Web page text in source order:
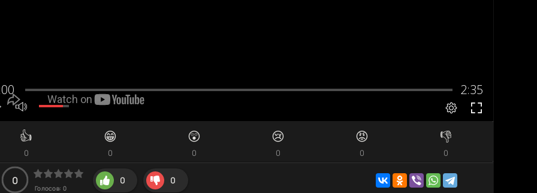
👍
0
😁
0
😲
0
😢
0
😡
0
👎
0
0
Голосов: 0
0 0